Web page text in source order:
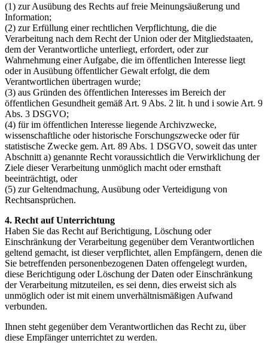
(1) zur Ausübung des Rechts auf freie Meinungsäußerung und
Information;
(2) zur Erfüllung einer rechtlichen Verpflichtung, die die
Verarbeitung nach dem Recht der Union oder der Mitgliedstaaten,
dem der Verantwortliche unterliegt, erfordert, oder zur
Wahrnehmung einer Aufgabe, die im öffentlichen Interesse liegt
oder in Ausübung öffentlicher Gewalt erfolgt, die dem
Verantwortlichen übertragen wurde;
(3) aus Gründen des öffentlichen Interesses im Bereich der
öffentlichen Gesundheit gemäß Art. 9 Abs. 2 lit. h und i sowie Art. 9
Abs. 3 DSGVO;
(4) für im öffentlichen Interesse liegende Archivzwecke,
wissenschaftliche oder historische Forschungszwecke oder für
statistische Zwecke gem. Art. 89 Abs. 1 DSGVO, soweit das unter
Abschnitt a) genannte Recht voraussichtlich die Verwirklichung der
Ziele dieser Verarbeitung unmöglich macht oder ernsthaft
beeinträchtigt, oder
(5) zur Geltendmachung, Ausübung oder Verteidigung von
Rechtsansprüchen.
4. Recht auf Unterrichtung
Haben Sie das Recht auf Berichtigung, Löschung oder
Einschränkung der Verarbeitung gegenüber dem Verantwortlichen
geltend gemacht, ist dieser verpflichtet, allen Empfängern, denen die
Sie betreffenden personenbezogenen Daten offengelegt wurden,
diese Berichtigung oder Löschung der Daten oder Einschränkung
der Verarbeitung mitzuteilen, es sei denn, dies erweist sich als
unmöglich oder ist mit einem unverhältnismäßigen Aufwand
verbunden.
Ihnen steht gegenüber dem Verantwortlichen das Recht zu, über
diese Empfänger unterrichtet zu werden.